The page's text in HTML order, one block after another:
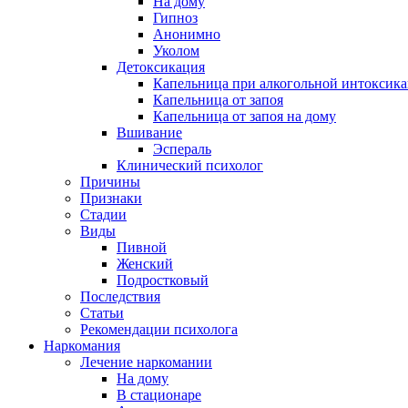
Гипноз
Анонимно
Уколом
Детоксикация
Капельница при алкогольной
Капельница от запоя
Капельница от запоя на дому
Вшивание
Эспераль
Клинический психолог
Причины
Признаки
Стадии
Виды
Пивной
Женский
Подростковый
Последствия
Статьи
Рекомендации психолога
Наркомания
Лечение наркомании
На дому
В стационаре